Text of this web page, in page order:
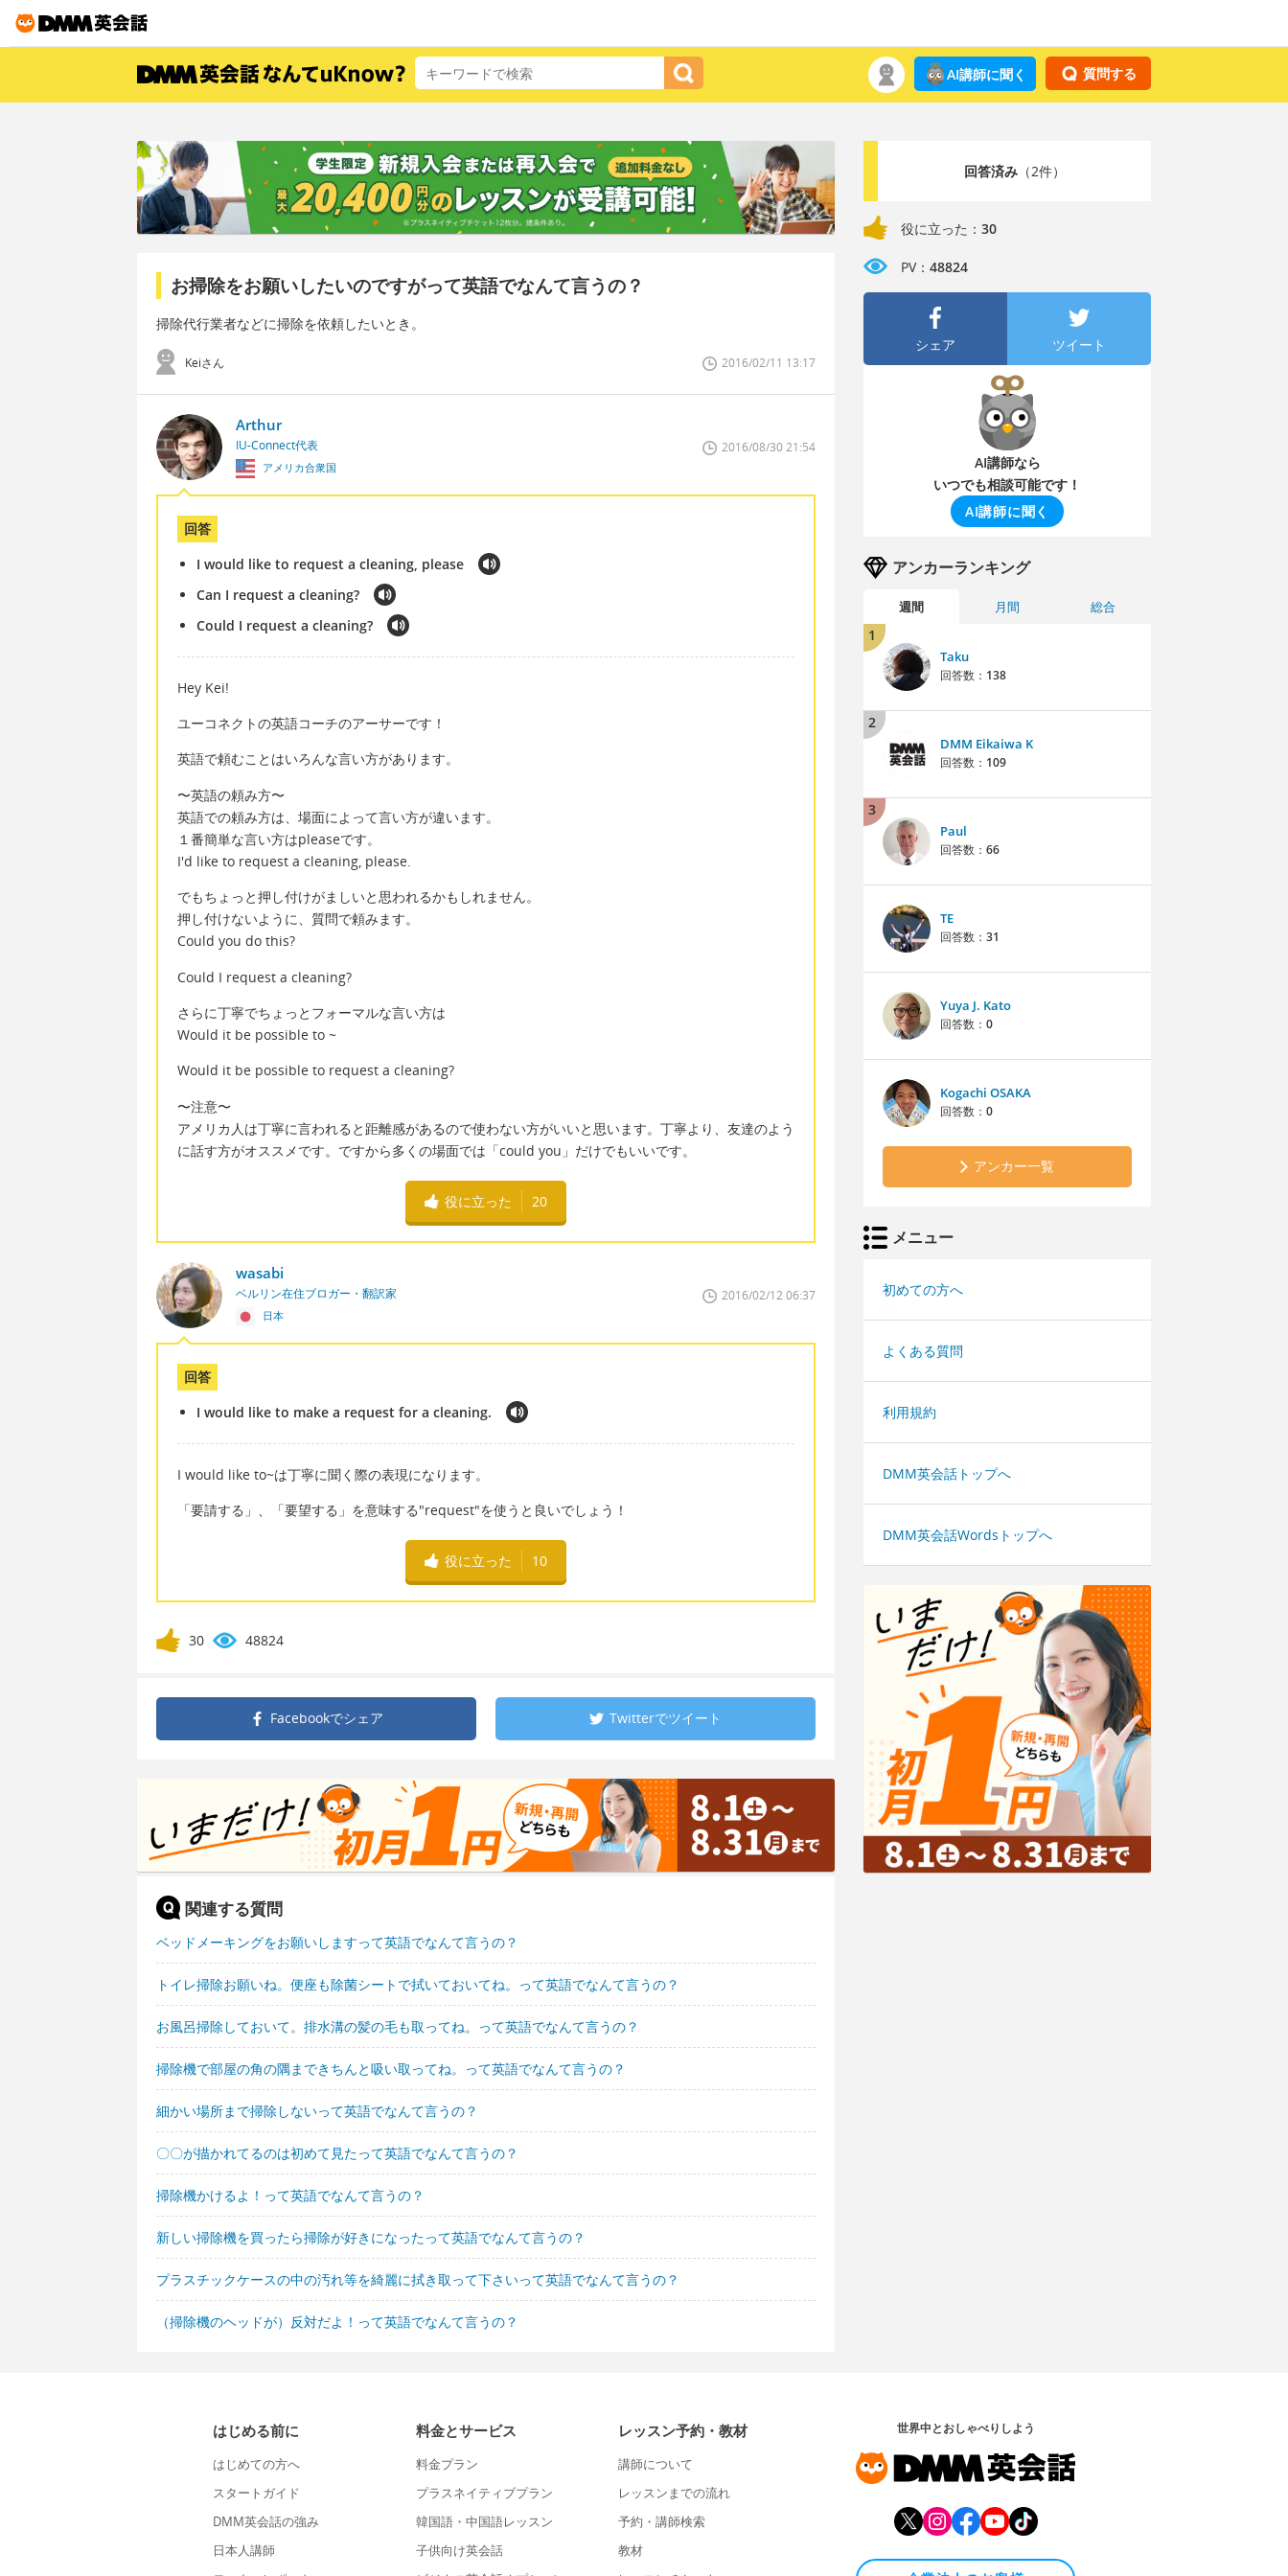
質問する
AI講師に聞く
お掃除をお願いしたいのですがって英語でなんて言うの？
掃除代行業者などに掃除を依頼したいとき。
Keiさん 2016/02/11 13:17
Arthur
IU-Connect代表
アメリカ合衆国
2016/08/30 21:54
回答
I would like to request a cleaning, please
Can I request a cleaning?
Could I request a cleaning?
Hey Kei!
ユーコネクトの英語コーチのアーサーです！
英語で頼むことはいろんな言い方があります。
〜英語の頼み方〜
英語での頼み方は、場面によって言い方が違います。
１番簡単な言い方はpleaseです。
I'd like to request a cleaning, please.
でもちょっと押し付けがましいと思われるかもしれません。
押し付けないように、質問で頼みます。
Could you do this?
Could I request a cleaning?
さらに丁寧でちょっとフォーマルな言い方は
Would it be possible to ~
Would it be possible to request a cleaning?
〜注意〜
アメリカ人は丁寧に言われると距離感があるので使わない方がいいと思います。丁寧より、友達のよう
に話す方がオススメです。ですから多くの場面では「could you」だけでもいいです。
役に立った 20
wasabi
ベルリン在住ブロガー・翻訳家
日本
2016/02/12 06:37
回答
I would like to make a request for a cleaning.
I would like to~は丁寧に聞く際の表現になります。
「要請する」、「要望する」を意味する"request"を使うと良いでしょう！
役に立った 10
30 48824
Facebookでシェア Twitterでツイート
関連する質問
ベッドメーキングをお願いしますって英語でなんて言うの？
トイレ掃除お願いね。便座も除菌シートで拭いておいてね。って英語でなんて言うの？
お風呂掃除しておいて。排水溝の髪の毛も取ってね。って英語でなんて言うの？
掃除機で部屋の角の隅まできちんと吸い取ってね。って英語でなんて言うの？
細かい場所まで掃除しないって英語でなんて言うの？
〇〇が描かれてるのは初めて見たって英語でなんて言うの？
掃除機かけるよ！って英語でなんて言うの？
新しい掃除機を買ったら掃除が好きになったって英語でなんて言うの？
プラスチックケースの中の汚れ等を綺麗に拭き取って下さいって英語でなんて言うの？
（掃除機のヘッドが）反対だよ！って英語でなんて言うの？
回答済み（2件）
役に立った： 30
PV： 48824
シェア ツイート
AI講師なら
いつでも相談可能です！
AI講師に聞く
アンカーランキング
週間 月間 総合
1
Taku
回答数： 138
2
DMM Eikaiwa K
回答数： 109
3
Paul
回答数： 66
TE
回答数： 31
Yuya J. Kato
回答数： 0
Kogachi OSAKA
回答数： 0
アンカー一覧
メニュー
初めての方へ
よくある質問
利用規約
DMM英会話トップへ
DMM英会話Wordsトップへ
はじめる前に
はじめての方へ
スタートガイド
DMM英会話の強み
日本人講師
料金とサービス
料金プラン
プラスネイティブプラン
韓国語・中国語レッスン
子供向け英会話
レッスン予約・教材
講師について
レッスンまでの流れ
予約・講師検索
教材
世界中とおしゃべりしよう